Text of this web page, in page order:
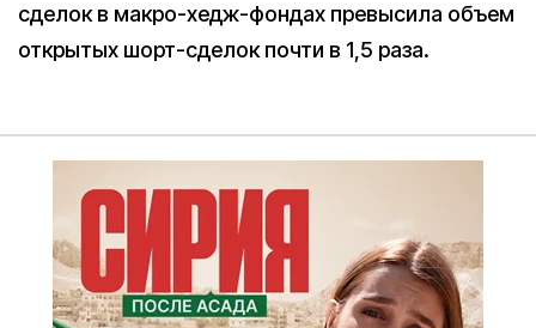
сделок в макро-хедж-фондах превысила объем
открытых шорт-сделок почти в 1,5 раза.